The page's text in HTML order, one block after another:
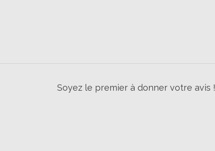
Soyez le premier à donner votre avis !